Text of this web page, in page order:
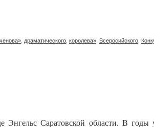
драматического королева» Всеросийского
Энгельс Саратовской области. В